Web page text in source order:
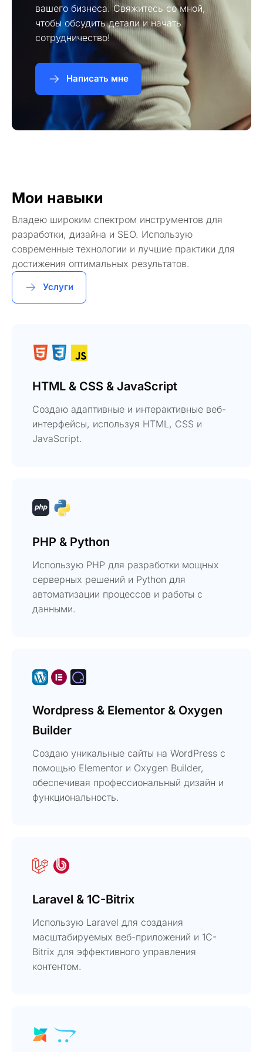
вашего бизнеса. Свяжитесь со мной,
чтобы обсудить детали и начать
сотрудничество!
Написать мне
Мои навыки
Владею широким спектром инструментов для
разработки, дизайна и SEO. Использую
современные технологии и лучшие практики для
достижения оптимальных результатов.
Услуги
HTML & CSS & JavaScript
Создаю адаптивные и интерактивные веб-
интерфейсы, используя HTML, CSS и
JavaScript.
PHP & Python
Использую PHP для разработки мощных
серверных решений и Python для
автоматизации процессов и работы с
данными.
Wordpress & Elementor & Oxygen
Builder
Создаю уникальные сайты на WordPress с
помощью Elementor и Oxygen Builder,
обеспечивая профессиональный дизайн и
функциональность.
Laravel & 1C-Bitrix
Использую Laravel для создания
масштабируемых веб-приложений и 1C-
Bitrix для эффективного управления
контентом.